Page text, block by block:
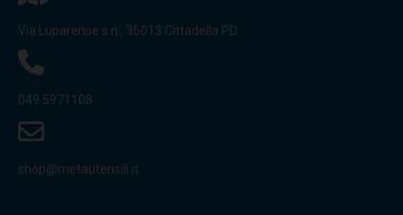
Via Luparense s.n., 35013 Cittadella PD
049 5971108
shop@metautensili.it